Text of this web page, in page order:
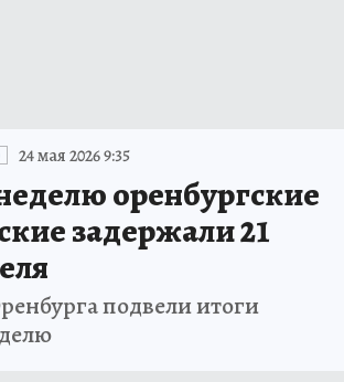
24 мая 2026 9:35
оренбургские
задержали 21
подвели итоги